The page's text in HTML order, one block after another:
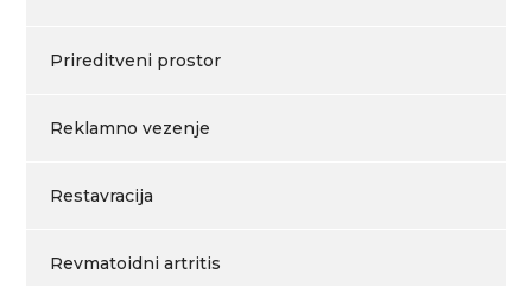
Prireditveni prostor
Reklamno vezenje
Restavracija
Revmatoidni artritis